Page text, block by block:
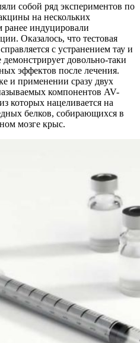
собой ряд экспериментов по
на нескольких
индуцировали
Оказалось, что тестовая
с устранением тау и
довольно-таки
эффектов после лечения.
и применении сразу двух
компонентов AV-
которых нацеливается на
белков, собирающихся в
мозге крыс.